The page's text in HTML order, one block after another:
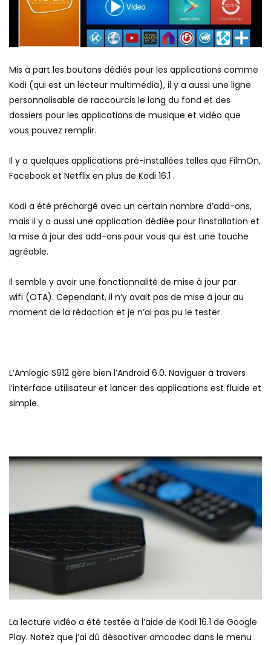
Mis à part les boutons dédiés pour les applications comme
Kodi (qui est un lecteur multimédia), il y a aussi une ligne
personnalisable de raccourcis le long du fond et des
dossiers pour les applications de musique et vidéo que
vous pouvez remplir.
Il y a quelques applications pré-installées telles que FilmOn,
Facebook et Netflix en plus de Kodi 16.1 .
Kodi a été préchargé avec un certain nombre d’add-ons,
mais il y a aussi une application dédiée pour l’installation et
la mise à jour des add-ons pour vous qui est une touche
agréable.
Il semble y avoir une fonctionnalité de mise à jour par
wifi (OTA). Cependant, il n’y avait pas de mise à jour au
moment de la rédaction et je n’ai pas pu le tester.
L’Amlogic S912 gère bien l’Android 6.0. Naviguer à travers
l’interface utilisateur et lancer des applications est fluide et
simple.
La lecture vidéo a été testée à l’aide de Kodi 16.1 de Google
Play. Notez que j’ai dû désactiver amcodec dans le menu